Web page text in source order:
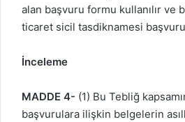
alan başvuru formu kullanılır ve
ticaret sicil tasdiknamesi
İnceleme
MADDE 4- (1) Bu Tebliğ
başvurulara ilişkin belgelerin